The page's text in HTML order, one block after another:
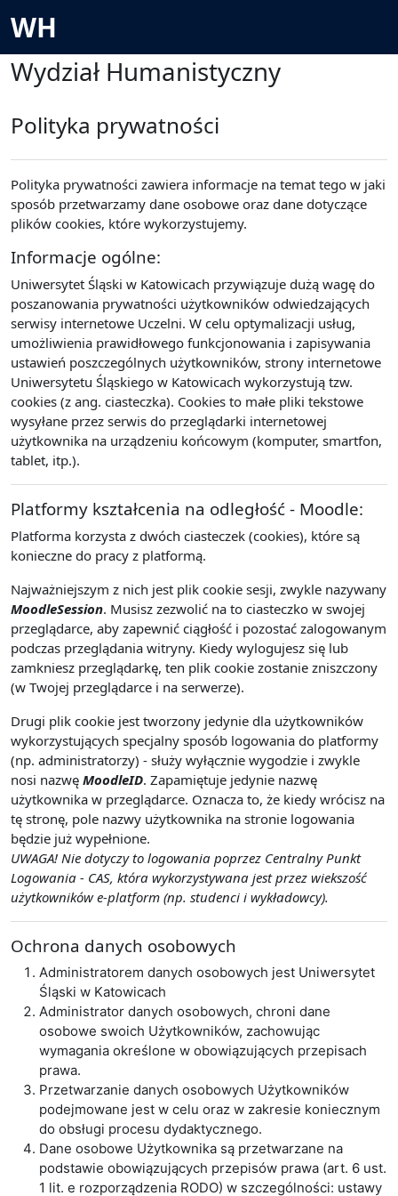
WH
Wydział Humanistyczny
Polityka prywatności
Polityka prywatności zawiera informacje na temat tego w jaki
sposób przetwarzamy dane osobowe oraz dane dotyczące
plików cookies, które wykorzystujemy.
Informacje ogólne:
Uniwersytet Śląski w Katowicach przywiązuje dużą wagę do
poszanowania prywatności użytkowników odwiedzających
serwisy internetowe Uczelni. W celu optymalizacji usług,
umożliwienia prawidłowego funkcjonowania i zapisywania
ustawień poszczególnych użytkowników, strony internetowe
Uniwersytetu Śląskiego w Katowicach wykorzystują tzw.
cookies (z ang. ciasteczka). Cookies to małe pliki tekstowe
wysyłane przez serwis do przeglądarki internetowej
użytkownika na urządzeniu końcowym (komputer, smartfon,
tablet, itp.).
Platformy kształcenia na odległość - Moodle:
Platforma korzysta z dwóch ciasteczek (cookies), które są
konieczne do pracy z platformą.
Najważniejszym z nich jest plik cookie sesji, zwykle nazywany
MoodleSession. Musisz zezwolić na to ciasteczko w swojej
przeglądarce, aby zapewnić ciągłość i pozostać zalogowanym
podczas przeglądania witryny. Kiedy wylogujesz się lub
zamkniesz przeglądarkę, ten plik cookie zostanie zniszczony
(w Twojej przeglądarce i na serwerze).
Drugi plik cookie jest tworzony jedynie dla użytkowników
wykorzystujących specjalny sposób logowania do platformy
(np. administratorzy) - służy wyłącznie wygodzie i zwykle
nosi nazwę MoodleID. Zapamiętuje jedynie nazwę
użytkownika w przeglądarce. Oznacza to, że kiedy wrócisz na
tę stronę, pole nazwy użytkownika na stronie logowania
będzie już wypełnione.
UWAGA! Nie dotyczy to logowania poprzez Centralny Punkt
Logowania - CAS, która wykorzystywana jest przez wiekszość
użytkowników e-platform (np. studenci i wykładowcy).
Ochrona danych osobowych
Administratorem danych osobowych jest Uniwersytet
Śląski w Katowicach
Administrator danych osobowych, chroni dane
osobowe swoich Użytkowników, zachowując
wymagania określone w obowiązujących przepisach
prawa.
Przetwarzanie danych osobowych Użytkowników
podejmowane jest w celu oraz w zakresie koniecznym
do obsługi procesu dydaktycznego.
Dane osobowe Użytkownika są przetwarzane na
podstawie obowiązujących przepisów prawa (art. 6 ust.
1 lit. e rozporządzenia RODO) w szczególności: ustawy